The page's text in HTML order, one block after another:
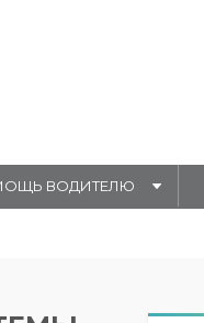
ВОДИТЕЛЮ